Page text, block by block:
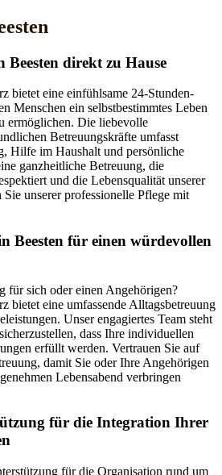
Beesten direkt zu Hause
bietet eine einfühlsame 24-Stunden-
Menschen ein selbstbestimmtes Leben
ermöglichen. Die liebevolle
Betreuungskräfte umfasst
Hilfe im Haushalt und persönliche
ganzheitliche Betreuung, die
und die Lebensqualität unserer
unserer professionelle Pflege mit
Beesten für einen würdevollen
für sich oder einen Angehörigen?
bietet eine umfassende Alltagsbetreuung
Unser engagiertes Team steht
dass Ihre individuellen
erfüllt werden. Vertrauen Sie auf
damit Sie oder Ihre Angehörigen
Lebensabend verbringen
für die Integration Ihrer
für die Organisation rund um